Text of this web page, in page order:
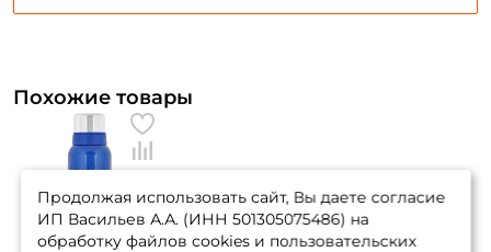
Похожие товары
Продолжая использовать сайт, Вы даете согласие
ИП Васильев А.А. (ИНН 501305075486) на
обработку файлов cookies и пользовательских